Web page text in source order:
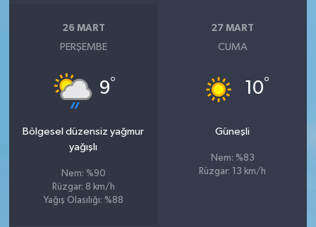
26 MART
PERŞEMBE
9°
Bölgesel düzensiz yağmur
yağışlı
Nem: %90
Rüzgar: 8 km/h
Yağış Olasılığı: %88
27 MART
CUMA
10°
Güneşli
Nem: %83
Rüzgar: 13 km/h